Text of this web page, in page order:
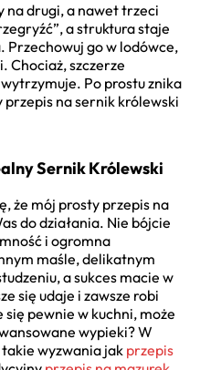
na drugi, a nawet trzeci
a struktura staje
Przechowuj go w lodówce,
Chociaż, szczerze
Po prostu znika
na sernik królewski
Sernik Królewski
że mój prosty przepis na
do działania. Nie bójcie
i ogromna
maśle, delikatnym
a sukces macie w
się udaje i zawsze robi
pewnie w kuchni, może
wypieki? W
wyzwania jakprzepis